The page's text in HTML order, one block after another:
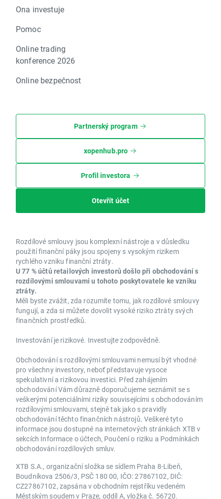
Ona investuje
Pomoc
Online trading
konference 2026
Online bezpečnost
Partnerský program
xopenhub.pro
Profil investora
Otevřít účet
Rozdílové smlouvy jsou komplexní nástroje a v důsledku
použití finanční páky jsou spojeny s vysokým rizikem
rychlého vzniku finanční ztráty.
U 77 % účtů retailových investorů došlo při obchodování s
rozdílovými smlouvami u tohoto poskytovatele ke vzniku
ztráty.
Měli byste zvážit, zda rozumíte tomu, jak rozdílové smlouvy
fungují, a zda si můžete dovolit vysoké riziko ztráty svých
finančních prostředků.
Investování je rizikové. Investujte zodpovědně.
Obchodování s rozdílovými smlouvami nemusí být vhodné
pro všechny investory, neboť představuje vysoce
spekulativní a rizikovou investici. Před zahájením
obchodování Vám důrazně doporučujeme seznámit se s
veškerými potenciálními riziky souvisejícími s obchodováním
rozdílovými smlouvami, stejně tak jako s pravidly
obchodování těchto finančních nástrojů. Veškeré tyto
informace jsou dostupné na internetových stránkách XTB v
sekcích Informace o účtech, Poučení o riziku a Podmínkách
obchodování rozdílových smluv.
XTB S.A., organizační složka se sídlem Praha 8-Libeň,
Boudníkova 2506/3, PSČ 180 00, IČO: 27867102, DIČ:
CZ27867102, zapsána v obchodním rejstříku vedeném
Městským soudem v Praze, oddíl A, vložka č. 56720.